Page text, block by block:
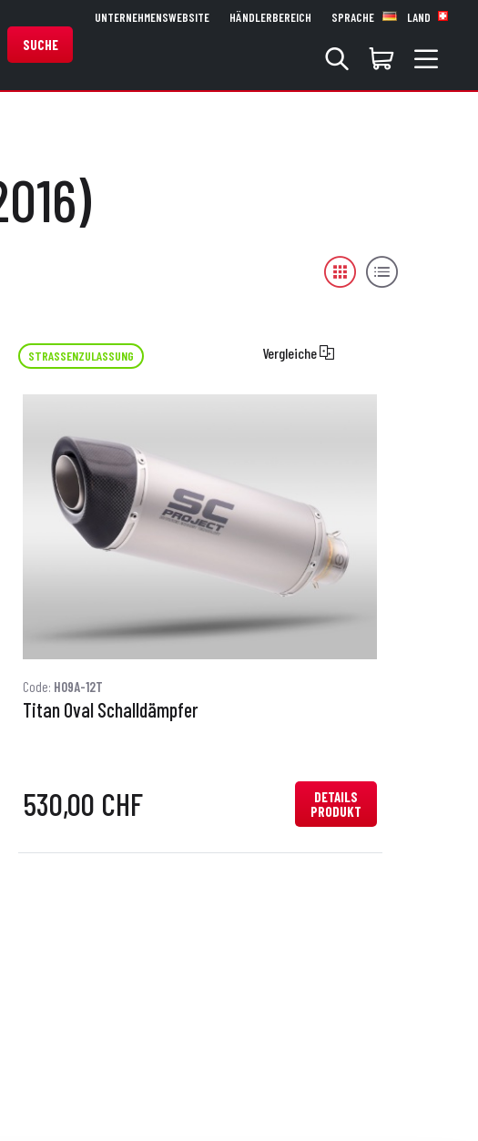
SUCHE
UNTERNEHMENSWEBSITE HÄNDLERBEREICH SPRACHE LAND
STRASSENZULASSUNG Vergleiche
Code: H09A-12T
Titan Oval Schalldämpfer
530,00 CHF
DETAILS
PRODUKT